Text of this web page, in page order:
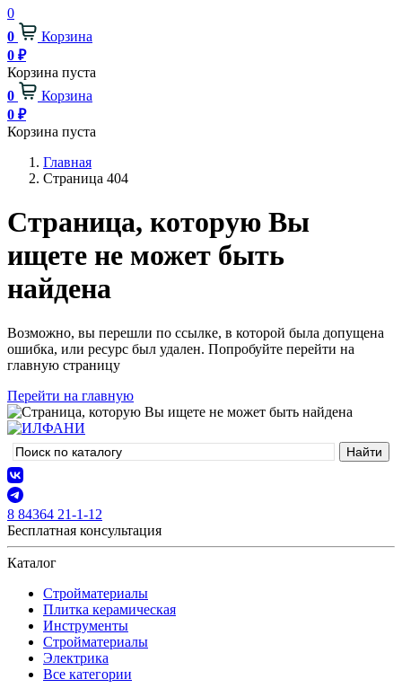
0
0
Корзина
0 ₽
Корзина пуста
0
Корзина
0 ₽
Корзина пуста
Главная
Страница 404
Страница, которую Вы
ищете не может быть
найдена
Возможно, вы перешли по ссылке, в которой была допущена
ошибка, или ресурс был удален. Попробуйте перейти на
главную страницу
Перейти на главную
8 84364 21-1-12
Бесплатная консультация
Каталог
Стройматериалы
Плитка керамическая
Инструменты
Стройматериалы
Электрика
Все категории